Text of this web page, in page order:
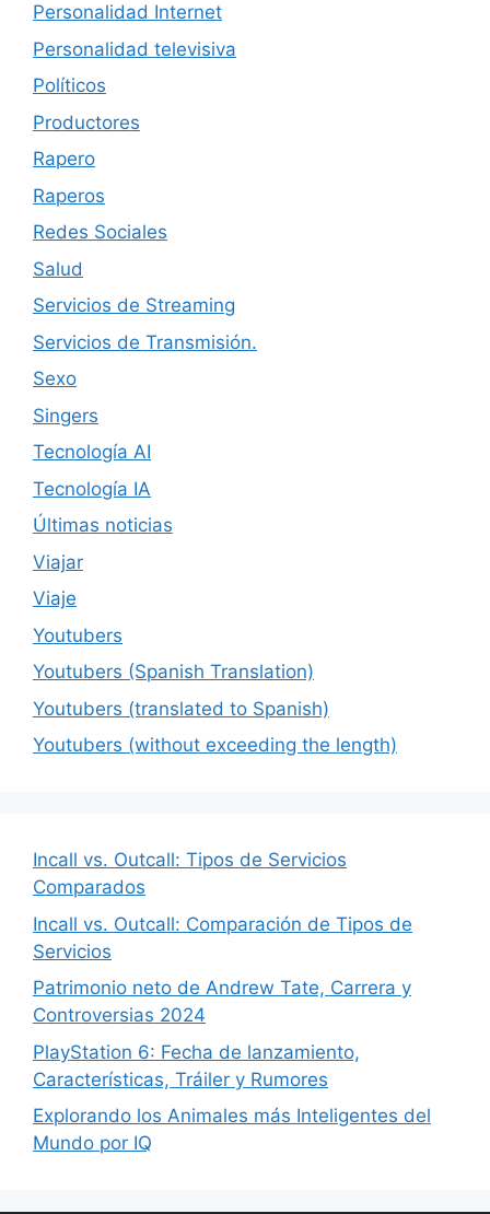
Personalidad Internet
Personalidad televisiva
Políticos
Productores
Rapero
Raperos
Redes Sociales
Salud
Servicios de Streaming
Servicios de Transmisión.
Sexo
Singers
Tecnología AI
Tecnología IA
Últimas noticias
Viajar
Viaje
Youtubers
Youtubers (Spanish Translation)
Youtubers (translated to Spanish)
Youtubers (without exceeding the length)
Incall vs. Outcall: Tipos de Servicios
Comparados
Incall vs. Outcall: Comparación de Tipos de
Servicios
Patrimonio neto de Andrew Tate, Carrera y
Controversias 2024
PlayStation 6: Fecha de lanzamiento,
Características, Tráiler y Rumores
Explorando los Animales más Inteligentes del
Mundo por IQ